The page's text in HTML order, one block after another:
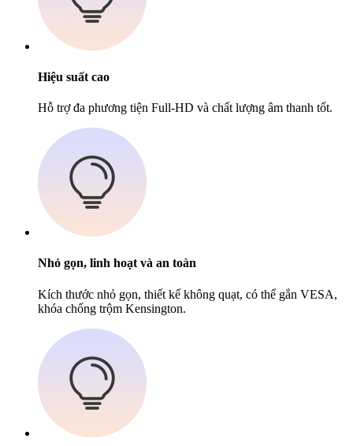
Hiệu suất cao
Hỗ trợ đa phương tiện Full-HD và chất lượng âm thanh tốt.
Nhỏ gọn, linh hoạt và an toàn
Kích thước nhỏ gọn, thiết kế không quạt, có thể gắn VESA,
khóa chống trộm Kensington.